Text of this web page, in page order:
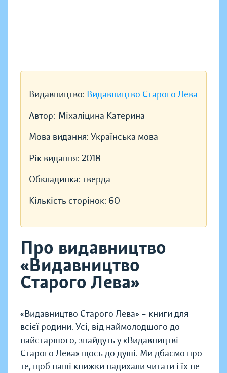
Видавництво: Видавництво Старого Лева
Автор: Міхаліцина Катерина
Мова видання: Українська мова
Рік видання: 2018
Обкладинка: тверда
Кількість сторінок: 60
Про видавництво
«Видавництво
Старого Лева»
«Видавництво Старого Лева» – книги для
всієї родини. Усі, від наймолодшого до
найстаршого, знайдуть у «Видавництві
Старого Лева» щось до душі. Ми дбаємо про
те, щоб наші книжки надихали читати і їх не